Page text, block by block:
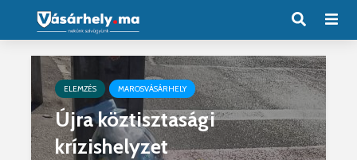
ELEMZÉS MAROSVÁSÁRHELY
Újra köztisztasági
krízishelyzet